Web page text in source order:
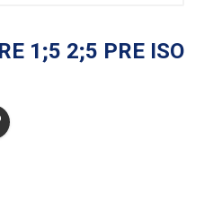
1;5 2;5 PRE ISO